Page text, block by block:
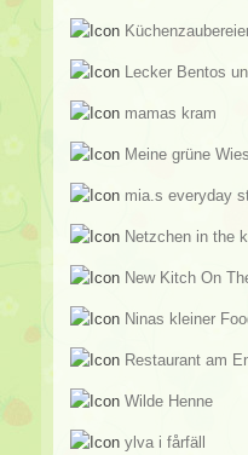
Lecker Bentos
mamas kram
Meine grüne
mia.s everyday
Netzchen in the
New Kitch On
Ninas kleiner
Restaurant am
Wilde Henne
ylva i fårfäll